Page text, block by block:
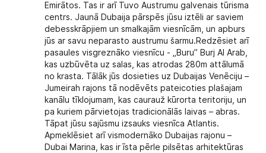
Emirātos. Tas ir arī Tuvo Austrumu galvenais tūrisma
centrs. Jaunā Dubaija pārspēs jūsu iztēli ar saviem
debesskrāpjiem un smalkajām viesnīcām, un apburs
jūs ar savu neparasto austrumu šarmu.Redzēsiet arī
pasaules visgreznāko viesnīcu - „Buru” Burj Al Arab,
kas uzbūvēta uz salas, kas atrodas 280m attālumā
no krasta. Tālāk jūs dosieties uz Dubaijas Venēciju –
Jumeirah rajons tā nodēvēts pateicoties plašajam
kanālu tīklojumam, kas caurauž kūrorta teritoriju, un
pa kuriem pārvietojas tradicionālās laivas – abras.
Tāpat jūsu sajūsmu izsauks viesnīca Atlantis.
Apmeklēsiet arī vismodernāko Dubaijas rajonu –
Dubai Marina, kas ir īsta pērle pilsētas arhitektūras